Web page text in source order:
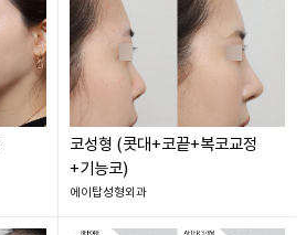
코성형 (콧대+코끝+복코교정
+기능코)
에이탑성형외과